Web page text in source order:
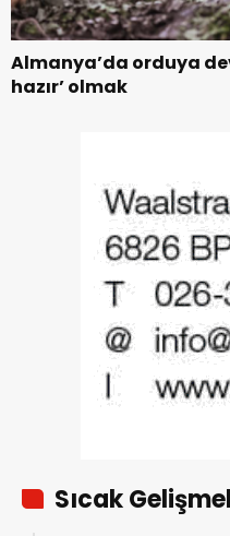
Almanya’da orduya
hazır’ olmak
Sıcak